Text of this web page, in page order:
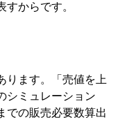
すからです。
ります。「売値を上
シミュレーション
での販売必要数算出